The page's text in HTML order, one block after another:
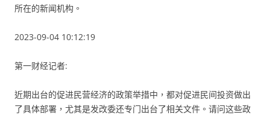
所在的新闻机构。
2023-09-04 10:12:19
第一财经记者:
近期出台的促进民营经济的政策举措中，都对促进民间投资做出
了具体部署，尤其是发改委还专门出台了相关文件。请问这些政